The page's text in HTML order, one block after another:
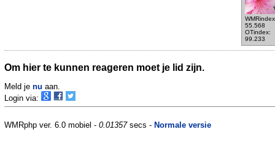
55.568
OTindex:
99.233
Om hier te kunnen reageren moet je lid zijn.
Meld je nu aan.
Login via:
WMRphp ver. 6.0 mobiel - 0.01357secs - Normale versie